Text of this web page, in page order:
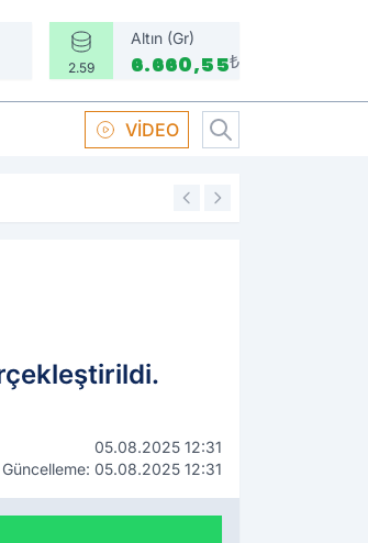
2.59
Altın (Gr)
6.660,55₺
VİDEO
16:58
05.08.2025 12:31
Güncelleme: 05.08.2025 12:31